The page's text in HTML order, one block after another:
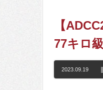
【
77キロ
2023.09.19